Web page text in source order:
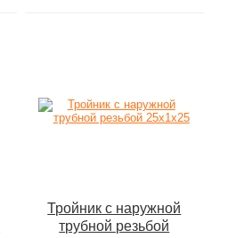
Тройник с наружной
трубной резьбой